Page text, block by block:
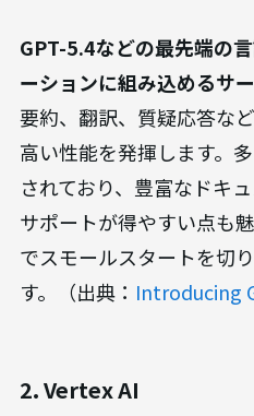
GPT-5.4などの最先端の
ーションに組み込めるサ
要約、翻訳、質疑応答な
高い性能を発揮します。
されており、豊富なドキ
サポートが得やすい点も
でスモールスタートを切
す。（出典： Introducing
2. Vertex AI